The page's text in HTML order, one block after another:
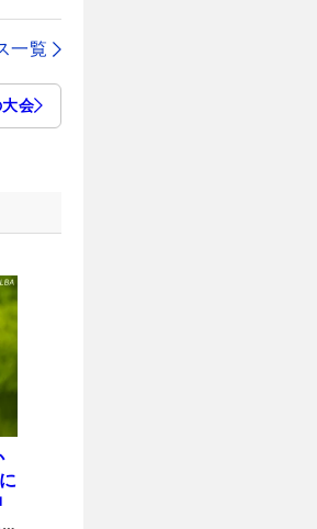
一覧
会